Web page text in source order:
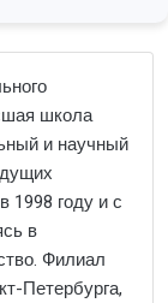
школа
и научный
1998 году и с
в
Филиал
Петербурга,